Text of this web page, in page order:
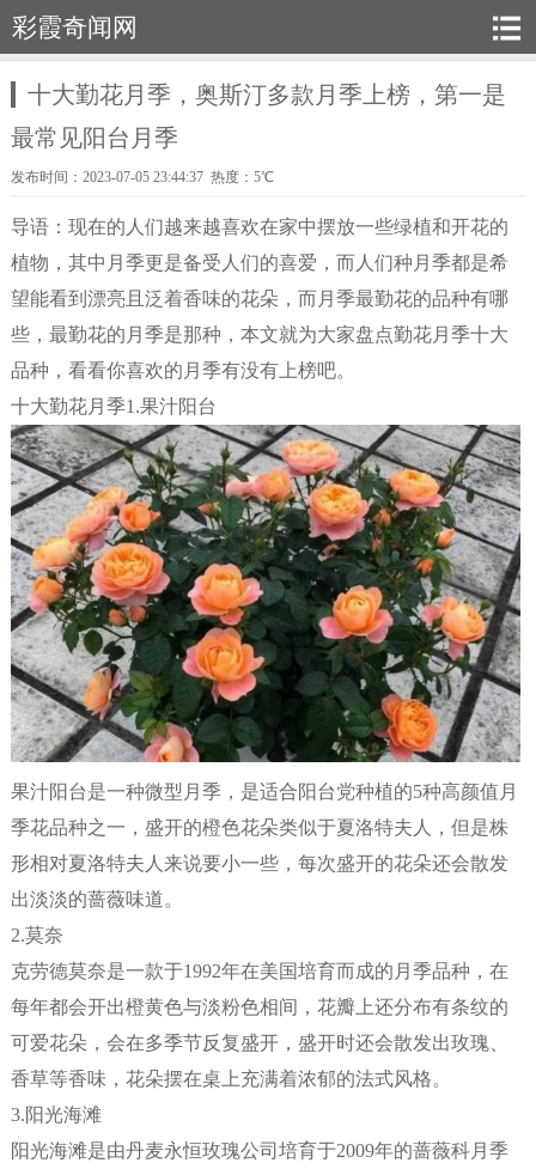
彩霞奇闻网
十大勤花月季，奥斯汀多款月季上榜，第一是
最常见阳台月季
发布时间：2023-07-05 23:44:37 热度：5℃
导语：现在的人们越来越喜欢在家中摆放一些绿植和开花的
植物，其中月季更是备受人们的喜爱，而人们种月季都是希
望能看到漂亮且泛着香味的花朵，而月季最勤花的品种有哪
些，最勤花的月季是那种，本文就为大家盘点勤花月季十大
品种，看看你喜欢的月季有没有上榜吧。
十大勤花月季1.果汁阳台
果汁阳台是一种微型月季，是适合阳台党种植的5种高颜值月
季花品种之一，盛开的橙色花朵类似于夏洛特夫人，但是株
形相对夏洛特夫人来说要小一些，每次盛开的花朵还会散发
出淡淡的蔷薇味道。
2.莫奈
克劳德莫奈是一款于1992年在美国培育而成的月季品种，在
每年都会开出橙黄色与淡粉色相间，花瓣上还分布有条纹的
可爱花朵，会在多季节反复盛开，盛开时还会散发出玫瑰、
香草等香味，花朵摆在桌上充满着浓郁的法式风格。
3.阳光海滩
阳光海滩是由丹麦永恒玫瑰公司培育于2009年的蔷薇科月季